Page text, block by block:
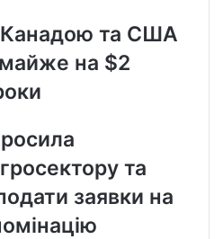
Канадою та США
на $2
та
заявки на